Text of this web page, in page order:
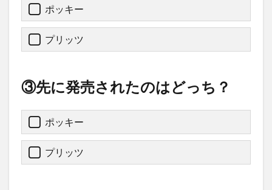
ポッキー
プリッツ
③先に発売されたのはどっち？
ポッキー
プリッツ